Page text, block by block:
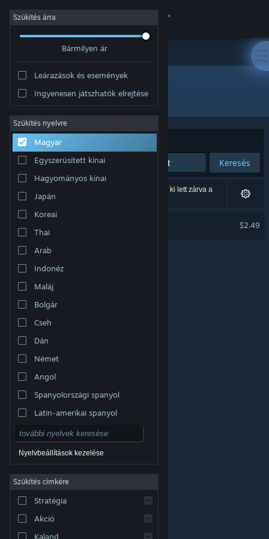
Bejelentkezés
Névjegy
Támogatás
Nyelvváltás
A Steam mobilalkalmazás beszerzése
Asztali weboldalra váltás
védjegyek jogos tulajdonosaiké az Egyesült
szabályzat
| Jogi információk
Steam előfizetői szerződés
Szűkítés árra
Bármilyen ár
Leárazások és események
Ingyenesen játszhatók elrejtése
Szűkítés nyelvre
Magyar
Egyszerűsített kínai
Hagyományos kínai
Japán
Koreai
Thai
Arab
Indonéz
Maláj
Bolgár
Cseh
Dán
Német
Angol
Spanyolországi spanyol
Latin-amerikai spanyol
Nyelvbeállítások kezelése
Szűkítés címkére
Stratégia
Akció
Kaland
Fejlesztő: Wolf Developer
Rendezés Relevancia
Keresés
1 eredmény felel meg a keresésednek. 2 termék ki lett zárva a
beállításaid alapján.
$2.49